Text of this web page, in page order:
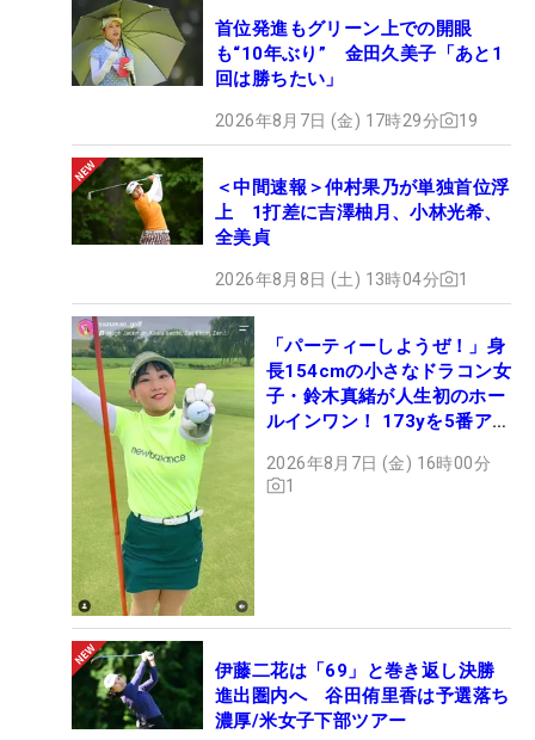
首位発進もグリーン上での開眼
も“10年ぶり” 金田久美子「あと1
回は勝ちたい」
2026年8月7日 (金) 17時29分 19
＜中間速報＞仲村果乃が単独首位浮
上 1打差に吉澤柚月、小林光希、
全美貞
2026年8月8日 (土) 13時04分 1
「パーティーしようぜ！」身
長154cmの小さなドラコン女
子・鈴木真緒が人生初のホー
ルインワン！ 173yを5番アイ
2026年8月7日 (金) 16時00分
1
伊藤二花は「69」と巻き返し決勝
進出圏内へ 谷田侑里香は予選落ち
濃厚/米女子下部ツアー